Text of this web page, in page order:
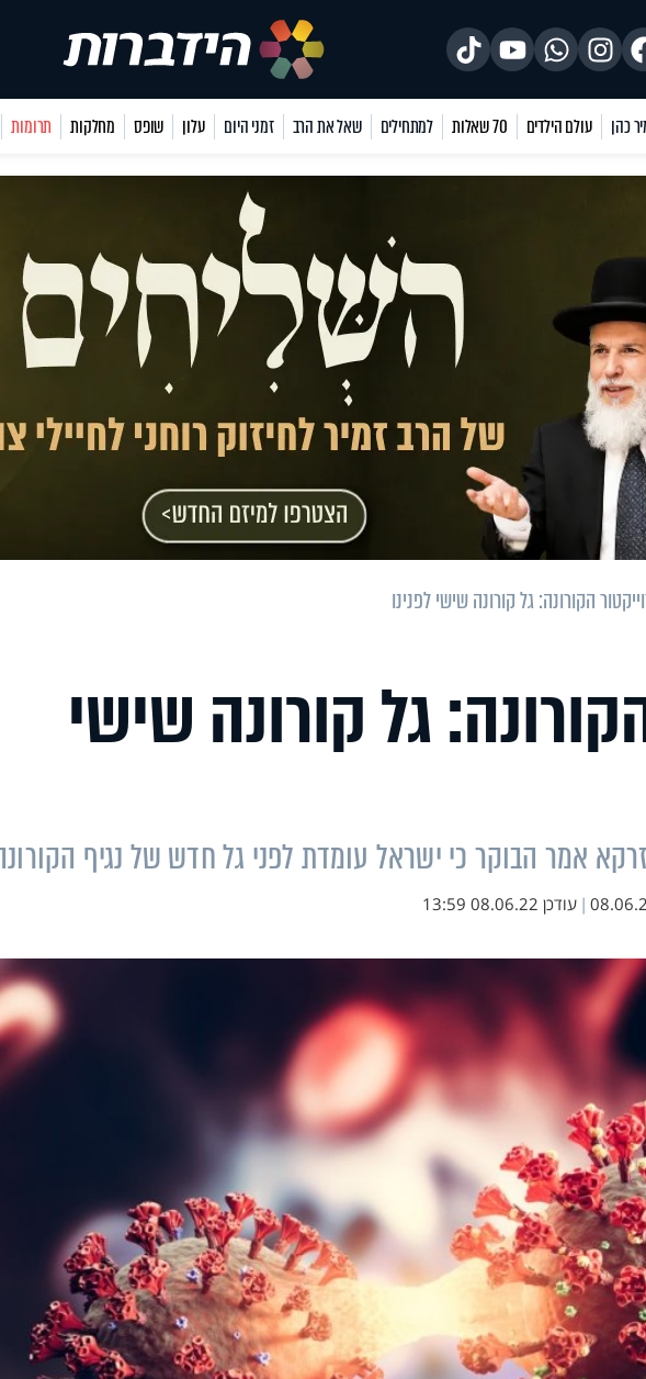
כהן עולם הילדים 70 שאלות למתחילים שאל את הרב זמני היום עלון שופס מחלקות תרומות
הקורונה: גל קורונה שישי לפנינו
גל קורונה שישי
אמר הבוקר כי ישראל עומדת לפני גל חדש של נגיף
| עודכן 08.06.22 13:59